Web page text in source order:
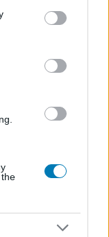
You may click to
party tags to
in below Google
PC